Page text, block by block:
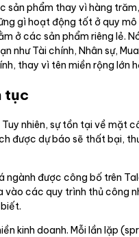
phẩm thay vì hàng
gì hoạt động tốt ở quy
ở các sản phẩm riêng lẻ.
Tài chính, Nhân sự,
thay vì tên miền rộng lớn
tục
nhiên, sự tồn tại về mặt
được dự báo sẽ thất bại,
được công bố trên
các quy trình thủ công
kinh doanh. Mỗi lần lặp